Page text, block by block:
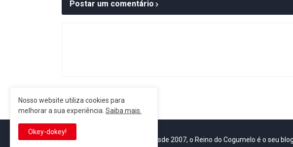
Postar um comentário
Postagem Anterior
It's-a me! Desde 2007, o Reino do Cogumelo é o seu
Nosso website utiliza cookies para
melhorar a sua experiência. Saiba mais.
Okey-dokey!